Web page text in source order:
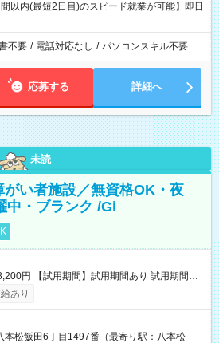
間以内(最短2日目)のスピード就業が可能】即日
不要 / 電話対応なし / パソコンスキル不要
応募する 詳細へ
未読
がい者施設／無資格OK・夜
中・ブランク /Gi
あり 試用期間の
形態、給与は本採用時と同じです。
あり
本松飯田6丁目1497番（最寄り駅：八本松